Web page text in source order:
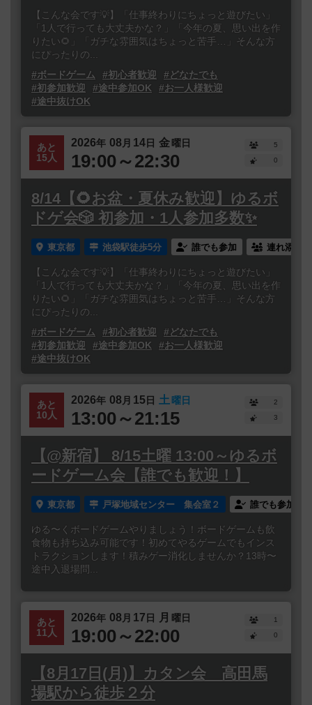
【こんな会です💡】「仕事終わりにちょっと遊びたい」
「1人で行っても大丈夫かな？」「今年の夏、思い出を作
りたい🌻」「ガチな雰囲気はちょっと苦手…」そんな方
にぴったりの...
#ボードゲーム
#初心者歓迎
#どなたでも
#初参加歓迎
#途中参加OK
#お一人様歓迎
#途中抜けOK
あと
15人
2026年 08 月 14日 金曜日
19:00～22:30
5
0
8/14【🌻お盆・夏休み歓迎】ゆるボ
ドゲ会🎲 初参加・1人参加多数✨
東京都 池袋駅徒歩5分 誰でも参加 連れ添い
【こんな会です💡】「仕事終わりにちょっと遊びたい」
「1人で行っても大丈夫かな？」「今年の夏、思い出を作
りたい🌻」「ガチな雰囲気はちょっと苦手…」そんな方
にぴったりの...
#ボードゲーム
#初心者歓迎
#どなたでも
#初参加歓迎
#途中参加OK
#お一人様歓迎
#途中抜けOK
あと
10人
2026年 08 月 15日 土曜日
13:00～21:15
2
3
【@新宿】 8/15土曜 13:00～ゆるボ
ードゲーム会【誰でも歓迎！】
東京都 戸塚地域センター 集会室２ 誰でも参加
ゆる〜くボードゲームやりましょう！ボードゲームも飲
食物も持ち込み可能です！初めてやるゲームでもインス
トラクションします！積みゲー消化しませんか？13時〜
途中入退場問...
あと
11人
2026年 08 月 17日 月 曜日
19:00～22:00
1
0
【8月17日(月)】カタン会 高田馬
場駅から徒歩２分